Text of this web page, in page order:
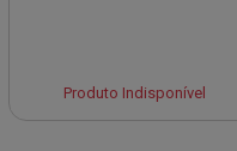
Produto Indisponível